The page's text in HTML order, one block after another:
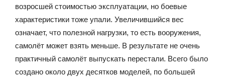
возросшей стоимостью эксплуатации, но боевые
характеристики тоже упали. Увеличившийся вес
означает, что полезной нагрузки, то есть вооружения,
самолёт может взять меньше. В результате не очень
практичный самолёт выпускать перестали. Всего было
создано около двух десятков моделей, по большей